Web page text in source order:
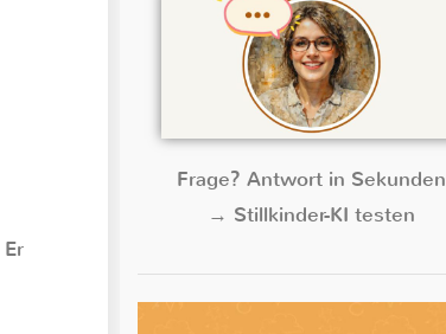
Frage? Antwort in Sekunden
→ Stillkinder-KI testen